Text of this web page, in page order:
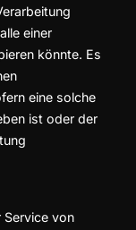
einer
könnte. Es
eine solche
ist oder der
Service von